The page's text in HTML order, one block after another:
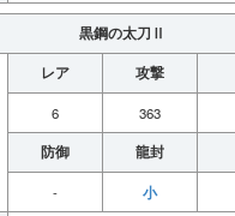
黒鋼の太刀Ⅱ
レア
攻撃
6 363
防御 龍封
- 小